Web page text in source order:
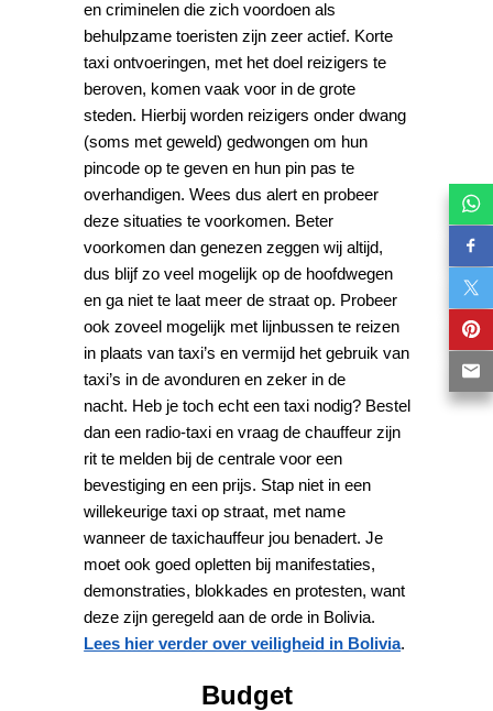
en criminelen die zich voordoen als
behulpzame toeristen zijn zeer actief. Korte
taxi ontvoeringen, met het doel reizigers te
beroven, komen vaak voor in de grote
steden. Hierbij worden reizigers onder dwang
(soms met geweld) gedwongen om hun
pincode op te geven en hun pin pas te
overhandigen. Wees dus alert en probeer
deze situaties te voorkomen. Beter
voorkomen dan genezen zeggen wij altijd,
dus blijf zo veel mogelijk op de hoofdwegen
en ga niet te laat meer de straat op. Probeer
ook zoveel mogelijk met lijnbussen te reizen
in plaats van taxi’s en vermijd het gebruik van
taxi’s in de avonduren en zeker in de
nacht. Heb je toch echt een taxi nodig? Bestel
dan een radio-taxi en vraag de chauffeur zijn
rit te melden bij de centrale voor een
bevestiging en een prijs. Stap niet in een
willekeurige taxi op straat, met name
wanneer de taxichauffeur jou benadert. Je
moet ook goed opletten bij manifestaties,
demonstraties, blokkades en protesten, want
deze zijn geregeld aan de orde in Bolivia.
Lees hier verder over veiligheid in Bolivia.
Budget